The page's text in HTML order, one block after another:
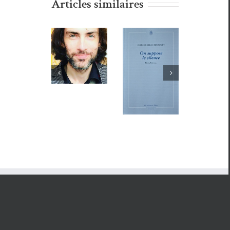
Le Bel amour
(23). L’amour
de la
madeleine - 29
décem­bre 2016
Le Bel amour
réal­isme et la
décem­bre 2016
Articles similaires
Actualité
Quintan
Ana
Wikswo
Berdeshevsky
Poésie du
Québec
Bernard